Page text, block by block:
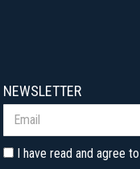
NEWSLETTER
I have read and agree